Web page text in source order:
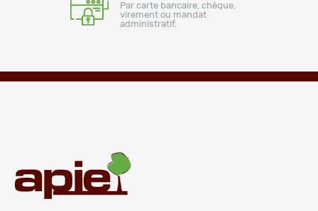
Par carte bancaire, chèque,
virement ou mandat
administratif.